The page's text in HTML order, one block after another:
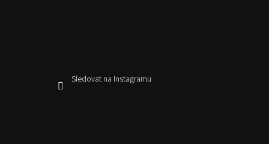
Sledovat na Instagramu